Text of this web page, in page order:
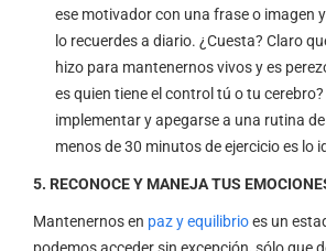
ese motivador con una frase o imagen
lo recuerdes a diario. ¿Cuesta? Claro
hizo para mantenernos vivos y es
es quien tiene el control tú o tu cerebro?
implementar y apegarse a una rutina de
menos de 30 minutos de ejercicio es lo
5. RECONOCE Y MANEJA TUS
Mantenernos en paz y equilibrioes un